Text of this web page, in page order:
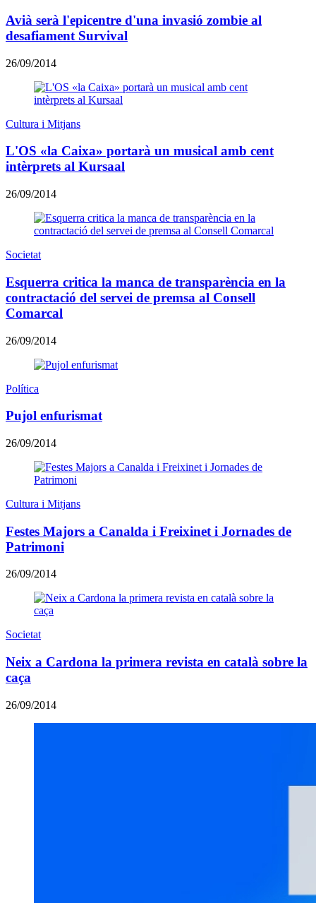
Avià serà l'epicentre d'una invasió zombie al
desafiament Survival
26/09/2014
Cultura i Mitjans
L'OS «la Caixa» portarà un musical amb cent
intèrprets al Kursaal
26/09/2014
Societat
Esquerra critica la manca de transparència en la
contractació del servei de premsa al Consell
Comarcal
26/09/2014
Política
Pujol enfurismat
26/09/2014
Cultura i Mitjans
Festes Majors a Canalda i Freixinet i Jornades de
Patrimoni
26/09/2014
Societat
Neix a Cardona la primera revista en català sobre la
caça
26/09/2014